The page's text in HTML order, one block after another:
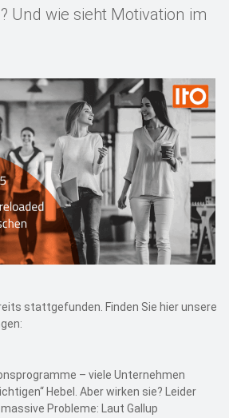
Und wie sieht Motivation im
stattgefunden. Finden Sie hier unsere
– viele Unternehmen
Hebel. Aber wirken sie? Leider
Probleme: Laut Gallup